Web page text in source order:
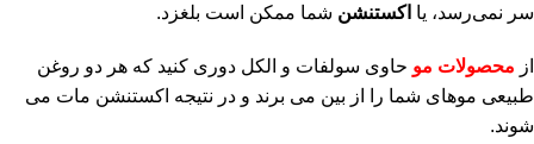
سر نمی‌رسد، یا اکستنشن شما ممکن است بلغزد.
از محصولات مو حاوی سولفات و الکل دوری کنید که هر دو روغن
طبیعی موهای شما را از بین می برند و در نتیجه اکستنشن مات می
شوند.